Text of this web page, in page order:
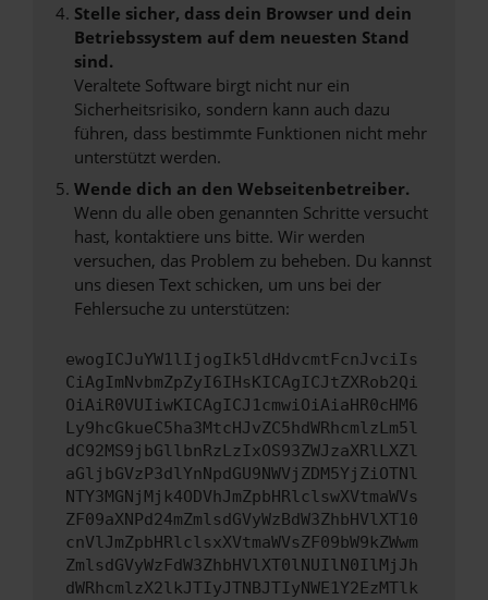
Stelle sicher, dass dein Browser und dein
Betriebssystem auf dem neuesten Stand
sind.
Veraltete Software birgt nicht nur ein
Sicherheitsrisiko, sondern kann auch dazu
führen, dass bestimmte Funktionen nicht mehr
unterstützt werden.
Wende dich an den Webseitenbetreiber.
Wenn du alle oben genannten Schritte versucht
hast, kontaktiere uns bitte. Wir werden
versuchen, das Problem zu beheben. Du kannst
uns diesen Text schicken, um uns bei der
Fehlersuche zu unterstützen:
ewogICJuYW1lIjogIk5ldHdvcmtFcnJvciIs
CiAgImNvbmZpZyI6IHsKICAgICJtZXRob2Qi
OiAiR0VUIiwKICAgICJ1cmwiOiAiaHR0cHM6
Ly9hcGkueC5ha3MtcHJvZC5hdWRhcmlzLm5l
dC92MS9jbGllbnRzLzIxOS93ZWJzaXRlLXZl
aGljbGVzP3dlYnNpdGU9NWVjZDM5YjZiOTNl
NTY3MGNjMjk4ODVhJmZpbHRlclswXVtmaWVs
ZF09aXNPd24mZmlsdGVyWzBdW3ZhbHVlXT10
cnVlJmZpbHRlclsxXVtmaWVsZF09bW9kZWwm
ZmlsdGVyWzFdW3ZhbHVlXT0lNUIlN0IlMjJh
dWRhcmlzX2lkJTIyJTNBJTIyNWE1Y2EzMTlk